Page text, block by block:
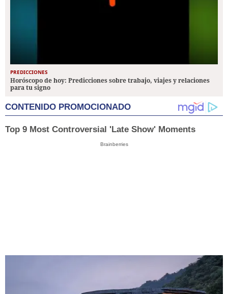
PREDICCIONES
Horóscopo de hoy: Predicciones sobre trabajo, viajes y relaciones
para tu signo
CONTENIDO PROMOCIONADO
Top 9 Most Controversial 'Late Show' Moments
Brainberries